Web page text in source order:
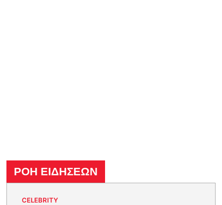
ΡΟΗ ΕΙΔΗΣΕΩΝ
CELEBRITY